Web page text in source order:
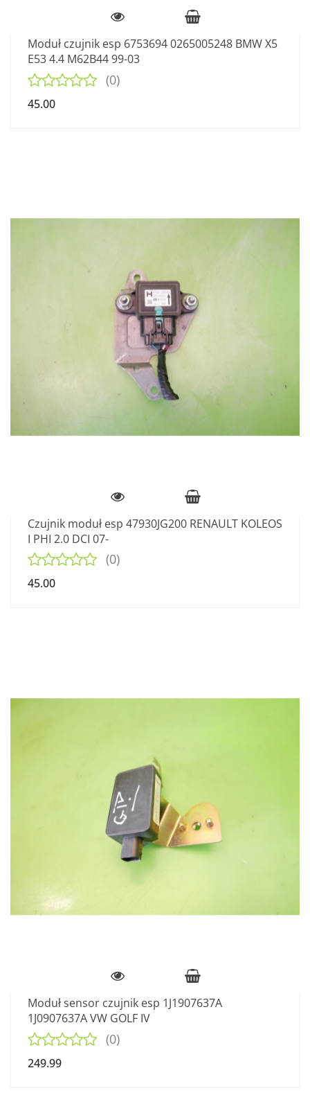
Moduł czujnik esp 6753694 0265005248 BMW X5
E53 4.4 M62B44 99-03
(0)
45.00
Czujnik moduł esp 47930JG200 RENAULT KOLEOS
I PHI 2.0 DCI 07-
(0)
45.00
Moduł sensor czujnik esp 1J1907637A
1J0907637A VW GOLF IV
(0)
249.99